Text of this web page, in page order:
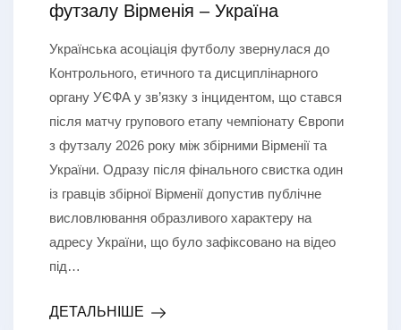
футзалу Вірменія – Україна
Українська асоціація футболу звернулася до
Контрольного, етичного та дисциплінарного
органу УЄФА у зв’язку з інцидентом, що стався
після матчу групового етапу чемпіонату Європи
з футзалу 2026 року між збірними Вірменії та
України. Одразу після фінального свистка один
із гравців збірної Вірменії допустив публічне
висловлювання образливого характеру на
адресу України, що було зафіксовано на відео
під…
ДЕТАЛЬНІШЕ